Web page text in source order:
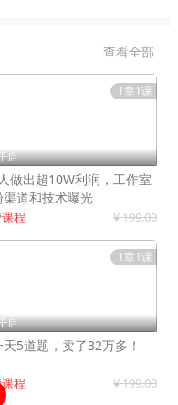
查看全部
1章1课
启
做出超10W利润，工作室
渠道和技术曝光
程 ¥ 199.00
1章1课
启
5道题，卖了32万多！
程 ¥ 199.00